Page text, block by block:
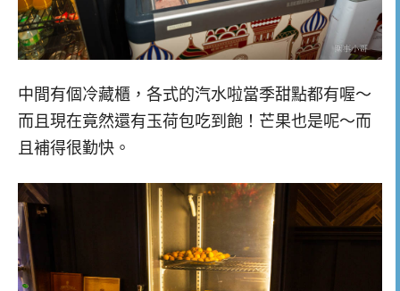
中間有個冷藏櫃，各式的汽水啦當季甜點都有喔～
而且現在竟然還有玉荷包吃到飽！芒果也是呢～而
且補得很勤快。